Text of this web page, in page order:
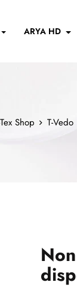
ARYA HD
Shop T-Vedo